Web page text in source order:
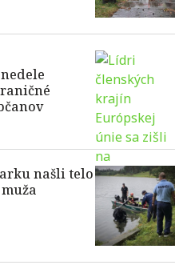
našli telo